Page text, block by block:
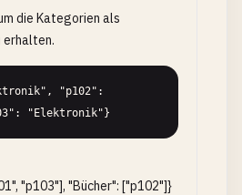
die Kategorien als
erhalten.
"p102":
"Elektronik"}
"p103"], "Bücher": ["p102"]}